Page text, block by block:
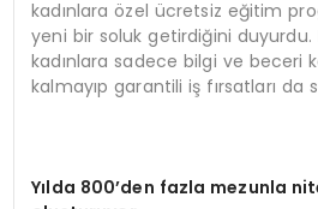
kadınlara özel ücretsiz eğitim
yeni bir soluk getirdiğini duyurdu.
kadınlara sadece bilgi ve beceri
kalmayıp garantili iş fırsatları da
Yılda 800’den fazla mezunla